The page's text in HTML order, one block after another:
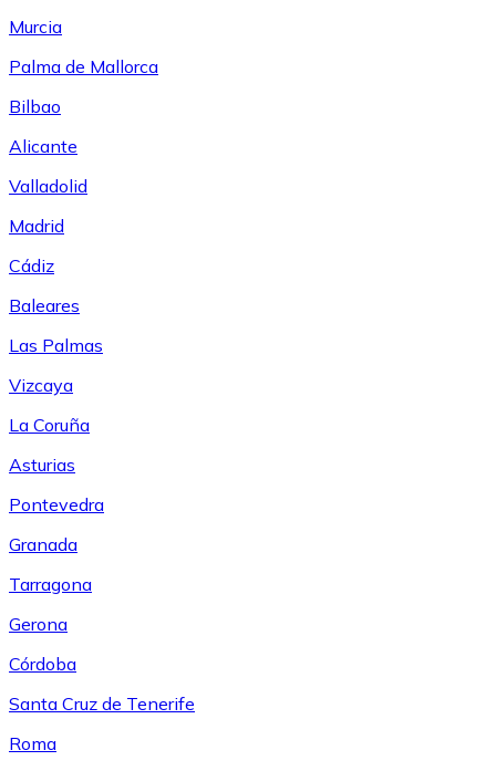
Murcia
Palma de Mallorca
Bilbao
Alicante
Valladolid
Madrid
Cádiz
Baleares
Las Palmas
Vizcaya
La Coruña
Asturias
Pontevedra
Granada
Tarragona
Gerona
Córdoba
Santa Cruz de Tenerife
Roma